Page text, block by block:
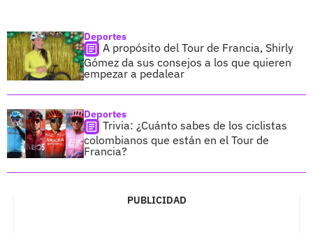
Deportes
A propósito del Tour de Francia, Shirly
Gómez da sus consejos a los que quieren
empezar a pedalear
Deportes
Trivia: ¿Cuánto sabes de los ciclistas
colombianos que están en el Tour de
Francia?
PUBLICIDAD